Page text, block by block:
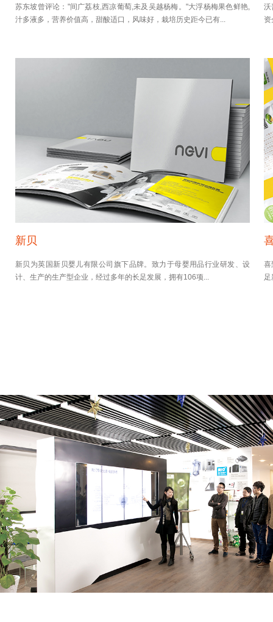
苏东坡曾评论："间广荔枝,西凉葡萄,未及吴越杨梅。"大浮杨梅果色鲜艳,
汁多液多，营养价值高，甜酸适口，风味好，栽培历史距今已有...
沃
新贝
新贝为英国新贝婴儿有限公司旗下品牌。致力于母婴用品行业研发、设
计、生产的生产型企业，经过多年的长足发展，拥有106项...
喜
足